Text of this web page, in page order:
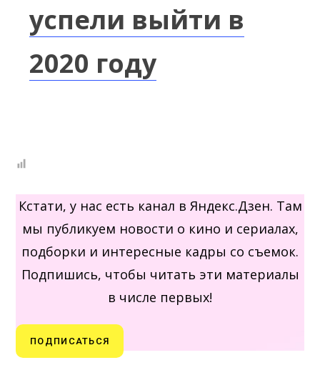
успели выйти в
2020 году
Кстати, у нас есть канал в Яндекс.Дзен. Там
мы публикуем новости о кино и сериалах,
подборки и интересные кадры со съемок.
Подпишись, чтобы читать эти материалы
в числе первых!
ПОДПИСАТЬСЯ